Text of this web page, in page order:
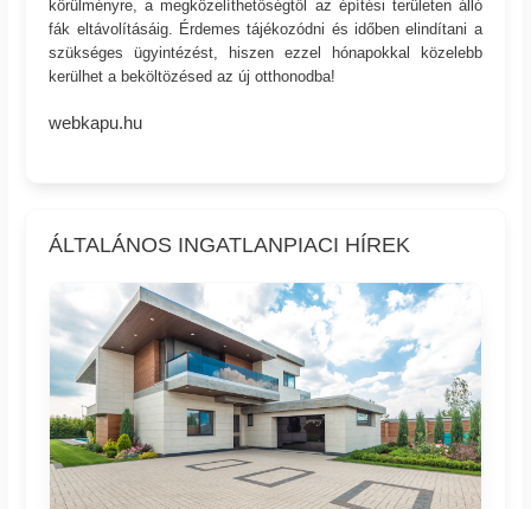
körülményre, a megközelíthetőségtől az építési területen álló
fák eltávolításáig. Érdemes tájékozódni és időben elindítani a
szükséges ügyintézést, hiszen ezzel hónapokkal közelebb
kerülhet a beköltözésed az új otthonodba!
webkapu.hu
ÁLTALÁNOS INGATLANPIACI HÍREK